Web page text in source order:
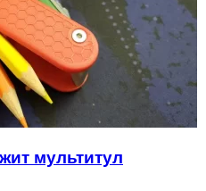
мультитул